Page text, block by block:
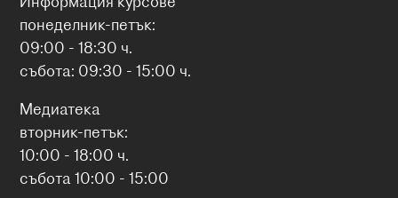
понеделник-петък:
09:00 - 18:30 ч.
събота: 09:30 - 15:00 ч.
Медиатека
вторник-петък:
10:00 - 18:00 ч.
събота 10:00 - 15:00